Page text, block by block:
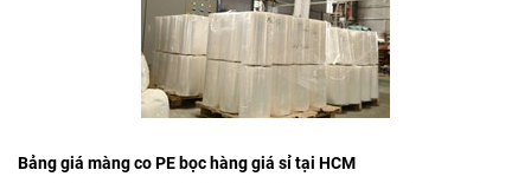
Bảng giá màng co PE bọc hàng giá sỉ tại HCM